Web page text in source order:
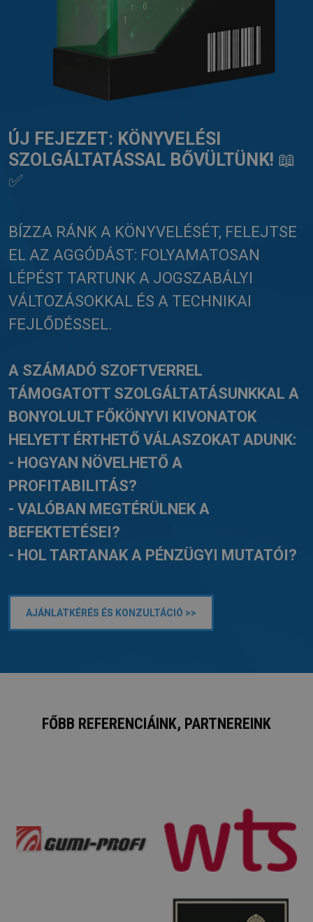
ÚJ FEJEZET: KÖNYVELÉSI
SZOLGÁLTATÁSSAL BŐVÜLTÜNK! 📖
✅
BÍZZA RÁNK A KÖNYVELÉSÉT, FELEJTSE
EL AZ AGGÓDÁST: FOLYAMATOSAN
LÉPÉST TARTUNK A JOGSZABÁLYI
VÁLTOZÁSOKKAL ÉS A TECHNIKAI
FEJLŐDÉSSEL.
A SZÁMADÓ SZOFTVERREL
TÁMOGATOTT SZOLGÁLTATÁSUNKKAL A
BONYOLULT FŐKÖNYVI KIVONATOK
HELYETT ÉRTHETŐ VÁLASZOKAT ADUNK:
- HOGYAN NÖVELHETŐ A
PROFITABILITÁS?
- VALÓBAN MEGTÉRÜLNEK A
BEFEKTETÉSEI?
- HOL TARTANAK A PÉNZÜGYI MUTATÓI?
AJÁNLATKÉRÉS ÉS KONZULTÁCIÓ >>
FŐBB REFERENCIÁINK, PARTNEREINK